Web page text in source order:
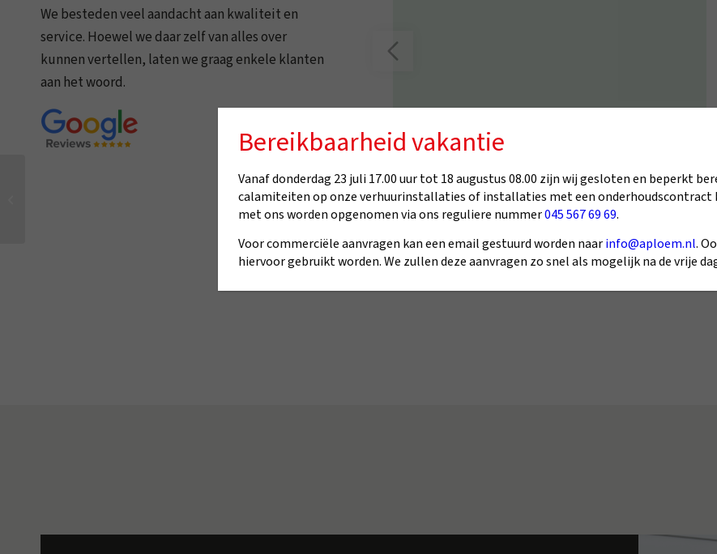
We besteden veel aandacht aan kwaliteit en
service. Hoewel we daar zelf van alles over
kunnen vertellen, laten we graag enkele klanten
aan het woord.
5/5
Bereikbaarheid vakantie
Vanaf donderdag 23 juli 17.00 uur tot 18 augustus 08.00 zijn wij gesloten en beperkt
calamiteiten op onze verhuurinstallaties of installaties met een
met ons worden opgenomen via ons reguliere nummer045 567 69 69.
Voor commerciële aanvragen kan een email gestuurd worden naarinfo@aploem.nl.
hiervoor gebruikt worden. We zullen deze aanvragen zo snel als mogelijk na de vrije